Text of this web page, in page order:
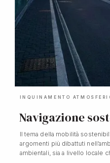
INQUINAMENTO
Navigazione
Il tema della mobilità
argomenti più dibattuti
ambientali, sia a livello locale